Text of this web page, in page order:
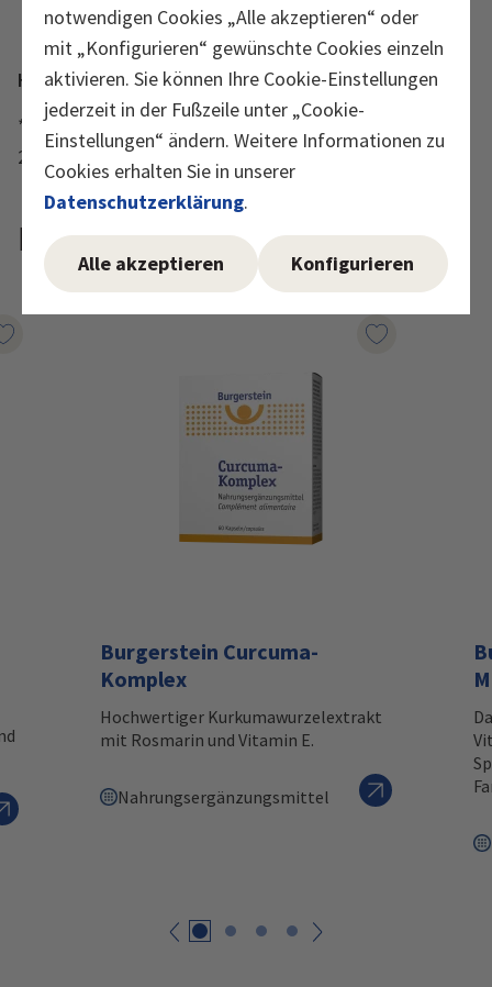
notwendigen Cookies „Alle akzeptieren“ oder
mit „Konfigurieren“ gewünschte Cookies einzeln
aktivieren. Sie können Ihre Cookie-Einstellungen
jederzeit in der Fußzeile unter „Cookie-
Einstellungen“ ändern. Weitere Informationen zu
Cookies erhalten Sie in unserer
Datenschutzerklärung.
Alle akzeptieren Konfigurieren
Hinweise
* positive Wirkung bei einer täglichen Aufnahme von
250 mg EPA und DHA (kombiniert)
Produktempfehlungen
Auf den Wunschzettel
Burgerstein Curcuma-
Komplex
Hochwertiger Kurkumawurzelextrakt
mit Rosmarin und Vitamin E.
Nahrungsergänzungsmittel
Auf den